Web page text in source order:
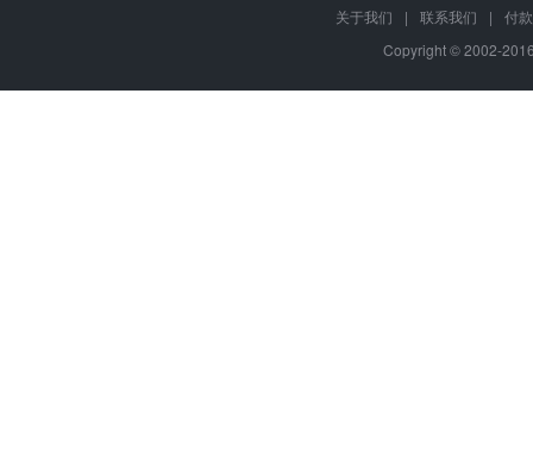
关于我们 | 联系我们 |
付
Copyright © 2002-